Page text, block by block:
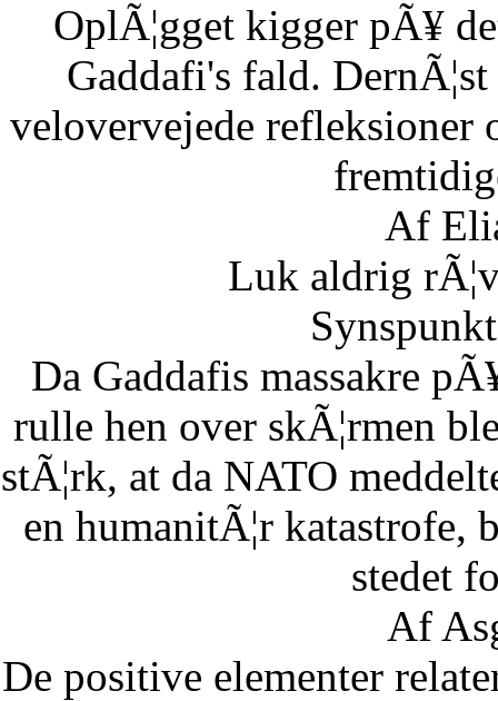
OplÃ¦gget kigger pÃ¥
Gaddafi's fald.
velovervejede refleksioner
Af
Luk aldrig
Da Gaddafis massakre
rulle hen over skÃ¦rmen
stÃ¦rk, at da NATO
en humanitÃ¦r katastrofe,
stedet
Af
De positive elementer